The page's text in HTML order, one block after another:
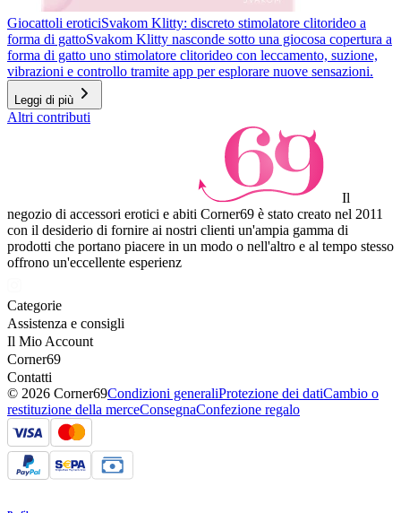
Giocattoli eroticiSvakom Klitty: discreto stimolatore clitorideo a
forma di gattoSvakom Klitty nasconde sotto una giocosa copertura a
forma di gatto uno stimolatore clitorideo con leccamento, suzione,
vibrazioni e controllo tramite app per esplorare nuove sensazioni.
Leggi di più
Altri contributi
Il
negozio di accessori erotici e abiti Corner69 è stato creato nel 2011
con il desiderio di fornire ai nostri clienti un'ampia gamma di
prodotti che portano piacere in un modo o nell'altro e al tempo stesso
offrono un'eccellente esperienz
Categorie
Assistenza e consigli
Il Mio Account
Corner69
Contatti
© 2026 Corner69Condizioni generaliProtezione dei datiCambio o
restituzione della merceConsegnaConfezione regalo